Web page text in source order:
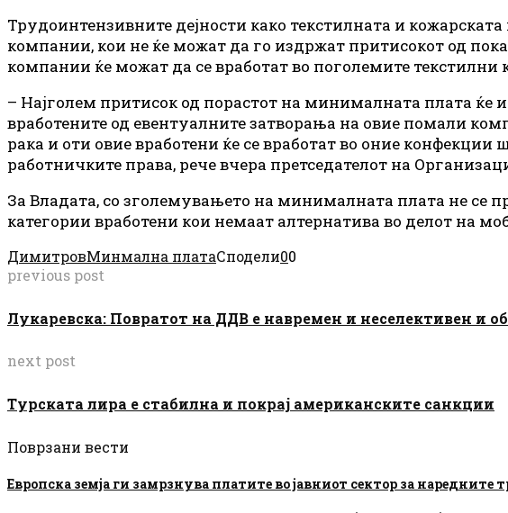
Трудоинтензивните дејности како текстилната и
компании, кои не ќе можат да го издржат притисокот од
компании ќе можат да се вработат во поголемите текстилни
– Најголем притисок од порастот на минималната плата ќе
вработените од евентуалните затворања на овие помали
рака и оти овие вработени ќе се вработат во оние
работничките права, рече вчера претседателот на
За Владата, со зголемувањето на минималната плата не се
категории вработени кои немаат алтернатива во делот на
ДимитровМинмална платаСподели00
previous post
Лукаревска: Повратот на ДДВ е навремен и неселективен и
next post
Турската лира e стабилна и покрај американските санкции
Поврзани вести
Европска земја ги замрзнува платите во јавниот сектор за наредните